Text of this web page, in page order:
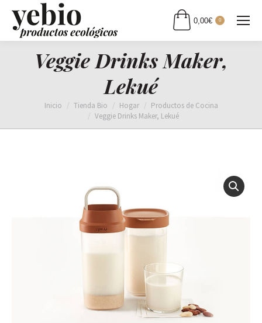
0,00€ 0
Veggie Drinks Maker,
Lekué
Estás aquí:Inicio Tienda Bio Hogar
Productos de Cocina
Veggie Drinks Maker, Lekué